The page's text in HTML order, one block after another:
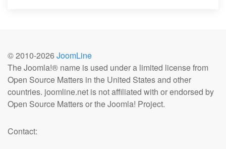
© 2010-2026 JoomLine
The Joomla!® name is used under a limited license from
Open Source Matters in the United States and other
countries. joomline.net is not affiliated with or endorsed by
Open Source Matters or the Joomla! Project.
Contact: